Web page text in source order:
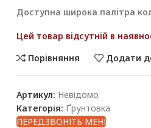
Доступна широка палітра
Цей товар відсутній в
Порівняння
Додати
Артикул: Невідомо
Категорія: Ґрунтовка
ПЕРЕДЗВОНІТЬ МЕНІ